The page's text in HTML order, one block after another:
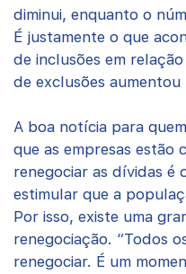
diminui, enquanto o
É justamente o que
de inclusões em
de exclusões aumentou
A boa notícia para
que as empresas estão
renegociar as dívidas é
estimular que a
Por isso, existe uma
renegociação. “Todos
renegociar. É um